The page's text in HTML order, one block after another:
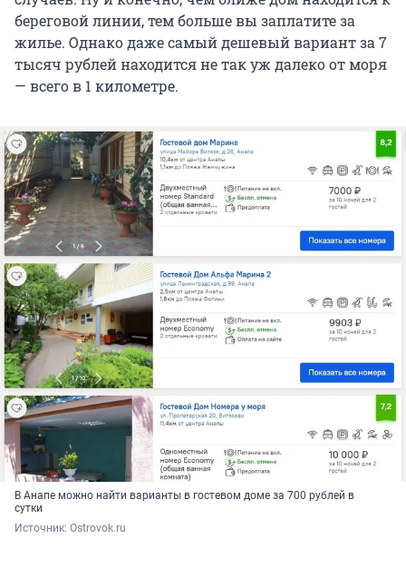
береговой линии, тем больше вы заплатите за
жилье. Однако даже самый дешевый вариант за 7
тысяч рублей находится не так уж далеко от моря
— всего в 1 километре.
В Анапе можно найти варианты в гостевом доме за 700 рублей в
сутки
Источник: Ostrovok.ru